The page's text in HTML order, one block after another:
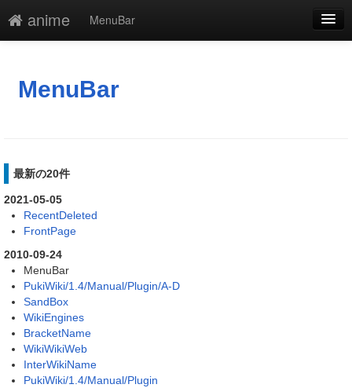
anime
MenuBar
添付
最終更新
一覧
単語検索
MenuBar
最新の20件
2021-05-05
RecentDeleted
FrontPage
2010-09-24
MenuBar
PukiWiki/1.4/Manual/Plugin/A-D
SandBox
WikiEngines
BracketName
WikiWikiWeb
InterWikiName
PukiWiki/1.4/Manual/Plugin